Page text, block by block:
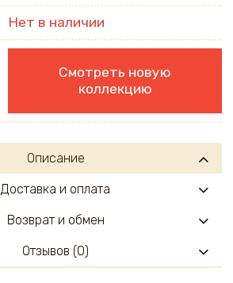
Нет в наличии
Смотреть новую
коллекцию
Описание
Доставка и оплата
Возврат и обмен
Отзывов (0)